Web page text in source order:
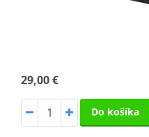
29,00 €
Do košíka